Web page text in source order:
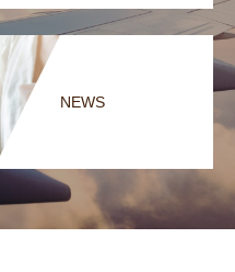
NEWS